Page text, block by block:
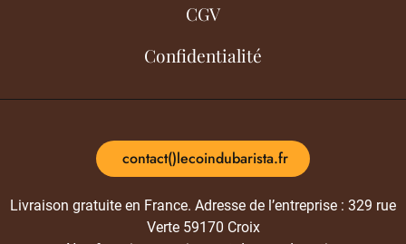
CGV
Confidentialité
contact()lecoindubarista.fr
Livraison gratuite en France. Adresse de l’entreprise : 329 rue
Verte 59170 Croix